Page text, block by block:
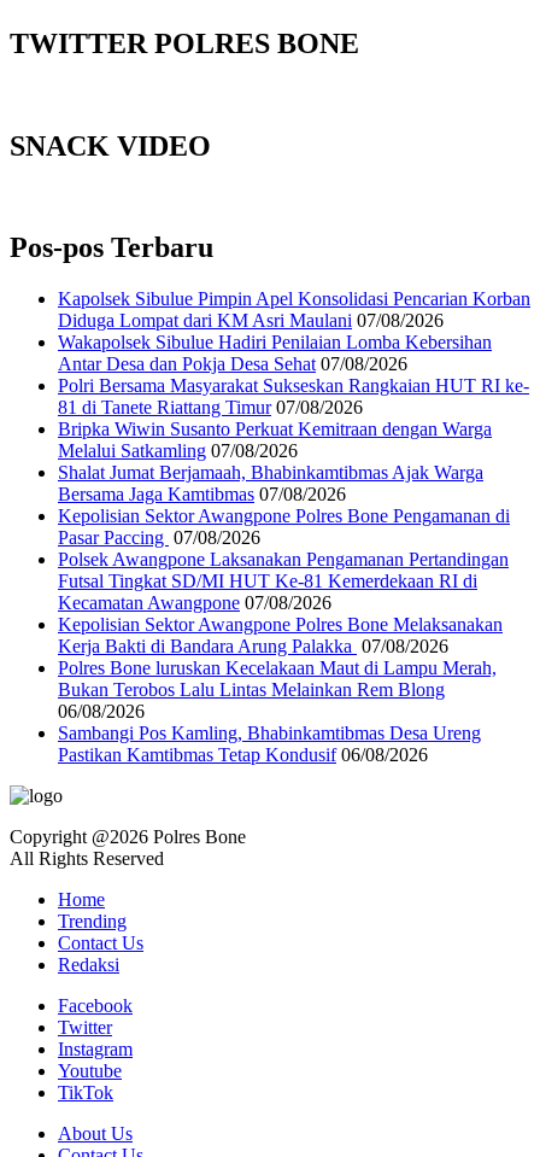
TWITTER POLRES BONE
SNACK VIDEO
Pos-pos Terbaru
Kapolsek Sibulue Pimpin Apel Konsolidasi Pencarian Korban
Diduga Lompat dari KM Asri Maulani 07/08/2026
Wakapolsek Sibulue Hadiri Penilaian Lomba Kebersihan
Antar Desa dan Pokja Desa Sehat 07/08/2026
Polri Bersama Masyarakat Sukseskan Rangkaian HUT RI ke-
81 di Tanete Riattang Timur 07/08/2026
Bripka Wiwin Susanto Perkuat Kemitraan dengan Warga
Melalui Satkamling 07/08/2026
Shalat Jumat Berjamaah, Bhabinkamtibmas Ajak Warga
Bersama Jaga Kamtibmas 07/08/2026
Kepolisian Sektor Awangpone Polres Bone Pengamanan di
Pasar Paccing ‎ 07/08/2026
Polsek Awangpone Laksanakan Pengamanan Pertandingan
Futsal Tingkat SD/MI HUT Ke-81 Kemerdekaan RI di
Kecamatan Awangpone 07/08/2026
‎Kepolisian Sektor Awangpone Polres Bone Melaksanakan
Kerja Bakti di Bandara Arung Palakka ‎ 07/08/2026
Polres Bone luruskan Kecelakaan Maut di Lampu Merah,
Bukan Terobos Lalu Lintas Melainkan Rem Blong
06/08/2026
Sambangi Pos Kamling, Bhabinkamtibmas Desa Ureng
Pastikan Kamtibmas Tetap Kondusif 06/08/2026
Copyright @2026 Polres Bone
All Rights Reserved
Home
Trending
Contact Us
Redaksi
Facebook
Twitter
Instagram
Youtube
TikTok
About Us